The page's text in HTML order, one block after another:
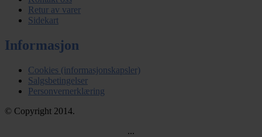
Retur av varer
Sidekart
Informasjon
Cookies (informasjonskapsler)
Salgsbetingelser
Personvernerklæring
© Copyright 2014.
...